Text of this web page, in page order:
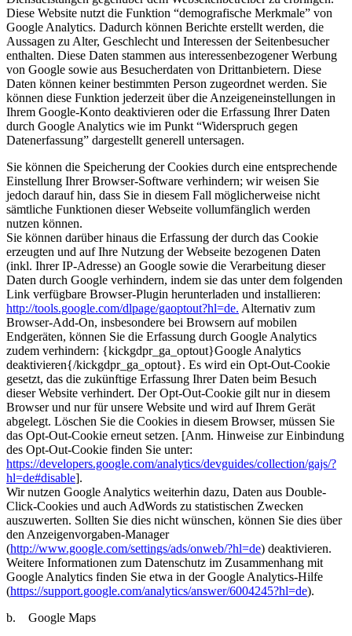
Diese Website nutzt die Funktion “demografische Merkmale” von
Google Analytics. Dadurch können Berichte erstellt werden, die
Aussagen zu Alter, Geschlecht und Interessen der Seitenbesucher
enthalten. Diese Daten stammen aus interessenbezogener Werbung
von Google sowie aus Besucherdaten von Drittanbietern. Diese
Daten können keiner bestimmten Person zugeordnet werden. Sie
können diese Funktion jederzeit über die Anzeigeneinstellungen in
Ihrem Google-Konto deaktivieren oder die Erfassung Ihrer Daten
durch Google Analytics wie im Punkt “Widerspruch gegen
Datenerfassung” dargestellt generell untersagen.
Sie können die Speicherung der Cookies durch eine entsprechende
Einstellung Ihrer Browser-Software verhindern; wir weisen Sie
jedoch darauf hin, dass Sie in diesem Fall möglicherweise nicht
sämtliche Funktionen dieser Webseite vollumfänglich werden
nutzen können.
Sie können darüber hinaus die Erfassung der durch das Cookie
erzeugten und auf Ihre Nutzung der Webseite bezogenen Daten
(inkl. Ihrer IP-Adresse) an Google sowie die Verarbeitung dieser
Daten durch Google verhindern, indem sie das unter dem folgenden
Link verfügbare Browser-Plugin herunterladen und installieren:
http://tools.google.com/dlpage/gaoptout?hl=de. Alternativ zum
Browser-Add-On, insbesondere bei Browsern auf mobilen
Endgeräten, können Sie die Erfassung durch Google Analytics
zudem verhindern: {kickgdpr_ga_optout}Google Analytics
deaktivieren{/kickgdpr_ga_optout}. Es wird ein Opt-Out-Cookie
gesetzt, das die zukünftige Erfassung Ihrer Daten beim Besuch
dieser Website verhindert. Der Opt-Out-Cookie gilt nur in diesem
Browser und nur für unsere Website und wird auf Ihrem Gerät
abgelegt. Löschen Sie die Cookies in diesem Browser, müssen Sie
das Opt-Out-Cookie erneut setzen. [Anm. Hinweise zur Einbindung
des Opt-Out-Cookie finden Sie unter:
https://developers.google.com/analytics/devguides/collection/gajs/?
hl=de#disable].
Wir nutzen Google Analytics weiterhin dazu, Daten aus Double-
Click-Cookies und auch AdWords zu statistischen Zwecken
auszuwerten. Sollten Sie dies nicht wünschen, können Sie dies über
den Anzeigenvorgaben-Manager
(http://www.google.com/settings/ads/onweb/?hl=de) deaktivieren.
Weitere Informationen zum Datenschutz im Zusammenhang mit
Google Analytics finden Sie etwa in der Google Analytics-Hilfe
(https://support.google.com/analytics/answer/6004245?hl=de).
b. Google Maps